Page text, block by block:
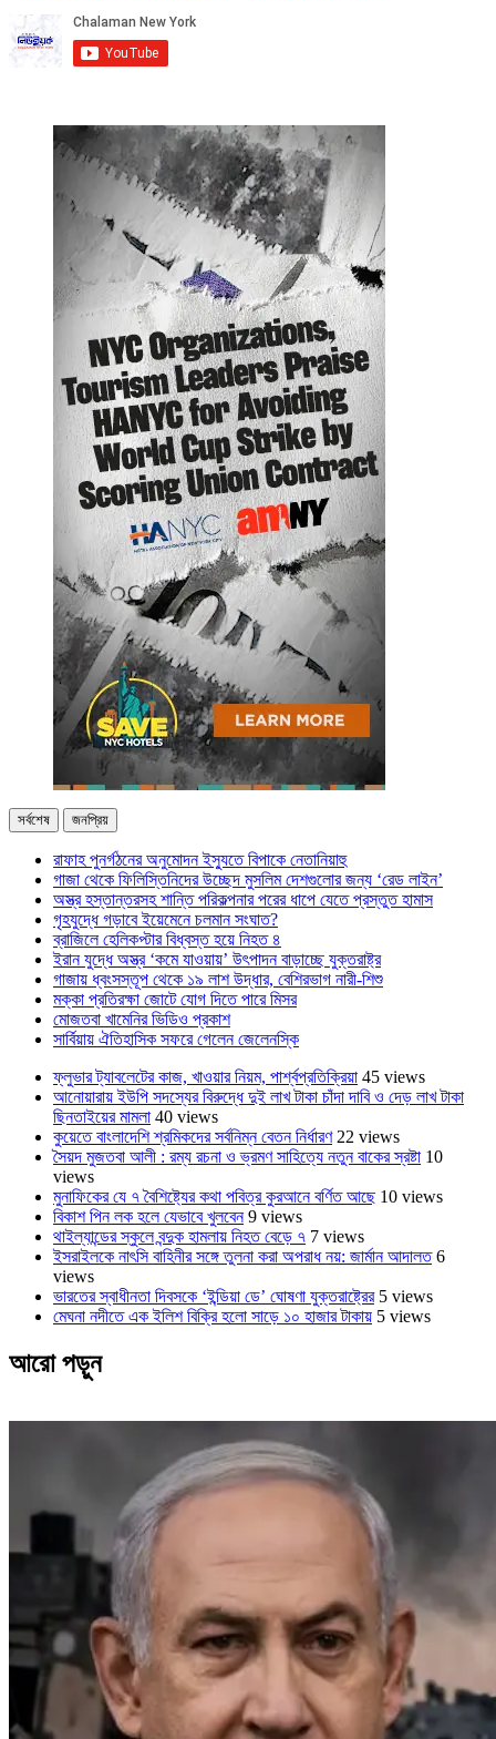
সর্বশেষ জনপ্রিয়
রাফাহ পুনর্গঠনের অনুমোদন ইস্যুতে বিপাকে নেতানিয়াহু
গাজা থেকে ফিলিস্তিনিদের উচ্ছেদ মুসলিম দেশগুলোর জন্য ‘রেড লাইন’
অস্ত্র হস্তান্তরসহ শান্তি পরিকল্পনার পরের ধাপে যেতে প্রস্তুত হামাস
গৃহযুদ্ধে গড়াবে ইয়েমেনে চলমান সংঘাত?
ব্রাজিলে হেলিকপ্টার বিধ্বস্ত হয়ে নিহত ৪
ইরান যুদ্ধে অস্ত্র ‘কমে যাওয়ায়’ উৎপাদন বাড়াচ্ছে যুক্তরাষ্ট্র
গাজায় ধ্বংসস্তূপ থেকে ১৯ লাশ উদ্ধার, বেশিরভাগ নারী-শিশু
মক্কা প্রতিরক্ষা জোটে যোগ দিতে পারে মিসর
মোজতবা খামেনির ভিডিও প্রকাশ
সার্বিয়ায় ঐতিহাসিক সফরে গেলেন জেলেনস্কি
ফ্লুভার ট্যাবলেটের কাজ, খাওয়ার নিয়ম, পার্শ্বপ্রতিক্রিয়া 45 views
আনোয়ারায় ইউপি সদস্যের বিরুদ্ধে দুই লাখ টাকা চাঁদা দাবি ও দেড় লাখ টাকা
ছিনতাইয়ের মামলা 40 views
কুয়েতে বাংলাদেশি শ্রমিকদের সর্বনিম্ন বেতন নির্ধারণ 22 views
সৈয়দ মুজতবা আলী : রম্য রচনা ও ভ্রমণ সাহিত্যে নতুন বাকের স্রষ্টা 10
views
মুনাফিকের যে ৭ বৈশিষ্ট্যের কথা পবিত্র কুরআনে বর্ণিত আছে 10 views
বিকাশ পিন লক হলে যেভাবে খুলবেন 9 views
থাইল্যান্ডের স্কুলে বন্দুক হামলায় নিহত বেড়ে ৭ 7 views
ইসরাইলকে নাৎসি বাহিনীর সঙ্গে তুলনা করা অপরাধ নয়: জার্মান আদালত 6
views
ভারতের স্বাধীনতা দিবসকে ‘ইন্ডিয়া ডে’ ঘোষণা যুক্তরাষ্ট্রের 5 views
মেঘনা নদীতে এক ইলিশ বিক্রি হলো সাড়ে ১০ হাজার টাকায় 5 views
আরো পড়ুন